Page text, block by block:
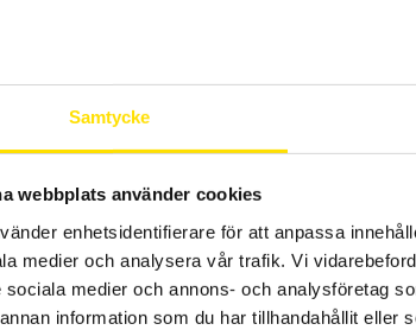
Samtycke
webbplats använder cookies
enhetsidentifierare för att anpassa
medier och analysera vår trafik. Vi
sociala medier och annons- och analysföretag
information som du har tillhandahållit eller